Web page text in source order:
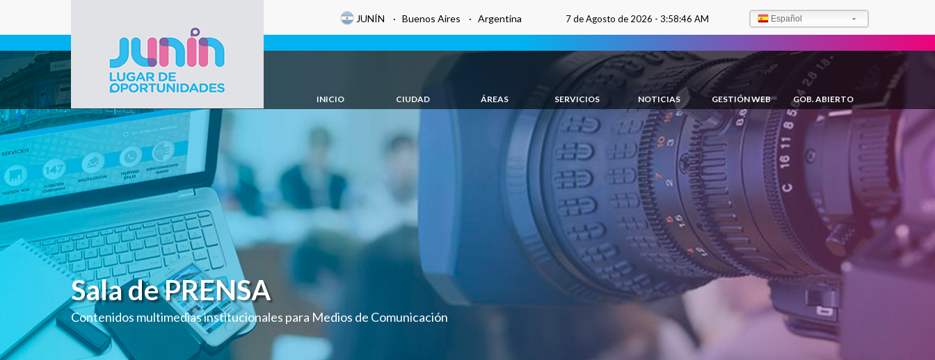
Gobierno de
Junín
JUNÍN · Buenos Aires · Argentina 7 de Agosto de 2026 - 3:58:47 AM Español
INICIO CIUDAD ÁREAS SERVICIOS NOTICIAS GESTIÓN WEB GOB. ABIERTO
Sala de PRENSA
Contenidos multimedias institucionales para Medios de Comunicación